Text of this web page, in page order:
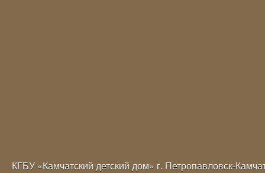
КГБУ «Камчатский детский дом» г. Петропавловск-